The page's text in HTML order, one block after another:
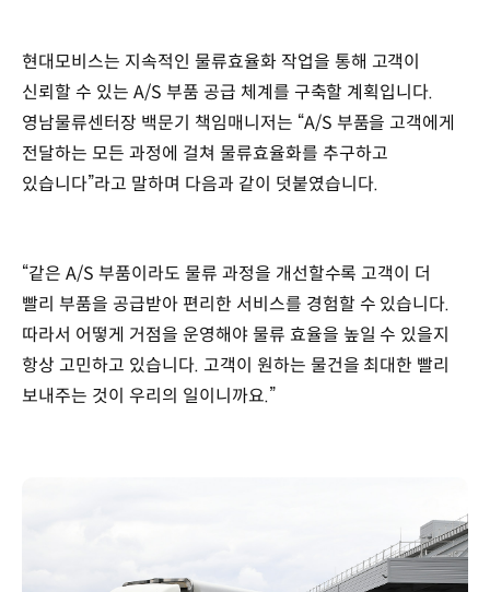
현대모비스는 지속적인 물류효율화 작업을 통해 고객이
신뢰할 수 있는 A/S 부품 공급 체계를 구축할 계획입니다.
영남물류센터장 백문기 책임매니저는 “A/S 부품을 고객에게
전달하는 모든 과정에 걸쳐 물류효율화를 추구하고
있습니다”라고 말하며 다음과 같이 덧붙였습니다.
“같은 A/S 부품이라도 물류 과정을 개선할수록 고객이 더
빨리 부품을 공급받아 편리한 서비스를 경험할 수 있습니다.
따라서 어떻게 거점을 운영해야 물류 효율을 높일 수 있을지
항상 고민하고 있습니다. 고객이 원하는 물건을 최대한 빨리
보내주는 것이 우리의 일이니까요.”